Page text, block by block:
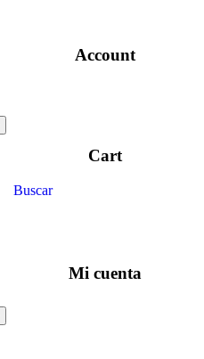
Account
Cart
Buscar
Mi cuenta